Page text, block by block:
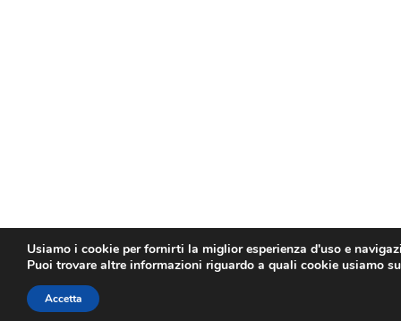
Usiamo i cookie per fornirti la miglior esperienza d'uso e
Puoi trovare altre informazioni riguardo a quali cookie usiamo
Accetta